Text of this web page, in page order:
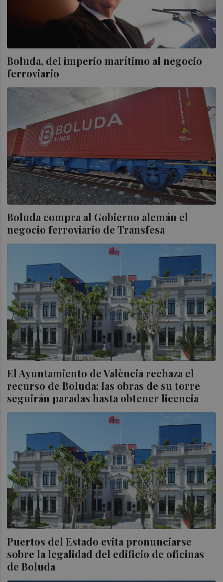
Boluda, del imperio marítimo al negocio
ferroviario
Boluda compra al Gobierno alemán el
negocio ferroviario de Transfesa
El Ayuntamiento de València rechaza el
recurso de Boluda: las obras de su torre
seguirán paradas hasta obtener licencia
Puertos del Estado evita pronunciarse
sobre la legalidad del edificio de oficinas
de Boluda